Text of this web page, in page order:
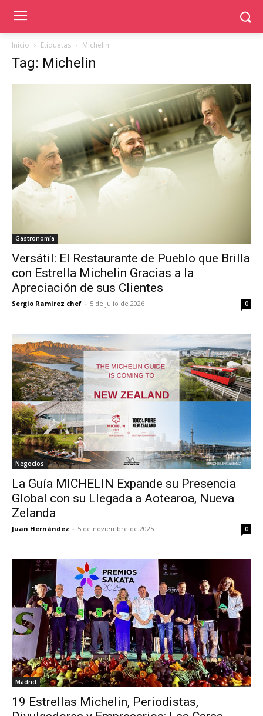
Inicio Etiquetas Michelin
Tag: Michelin
Gastronomía
Versátil: El Restaurante de Pueblo que Brilla
con Estrella Michelin Gracias a la
Apreciación de sus Clientes
Sergio Ramirez chef - 5 de julio de 2026 0
Negocios
La Guía MICHELIN Expande su Presencia
Global con su Llegada a Aotearoa, Nueva
Zelanda
Juan Hernández - 5 de noviembre de 2025 0
Madrid
19 Estrellas Michelin, Periodistas,